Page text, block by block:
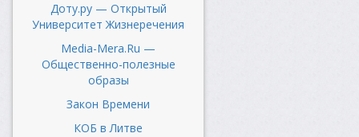
Доту.ру — Открытый
Университет Жизнеречения
Media-Mera.Ru —
Общественно-полезные
образы
Закон Времени
КОБ в Литве